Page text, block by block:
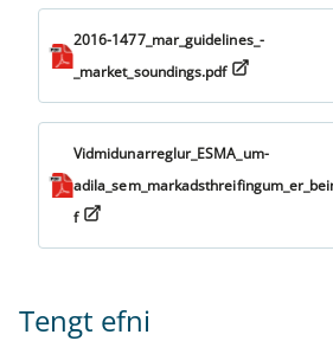
2016-1477_mar_guidelines_-
_market_soundings.pdf
Vidmidunarreglur_ESMA_um-
f
Tengt efni